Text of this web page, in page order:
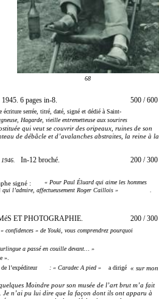
6 pages in-8. 500 / 600
écriture serrée, titré, daté, signé et dédié à Saint-
Hagarde, vieille entremetteuse aux sourires
qui veut se couvrir des oripeaux, ruines de son
de débâcle et d’avalanches abstraites, la reine à la
In-12 broché. 200 / 300
signé :
« Pour Paul Éluard qui aime les hommes
l’admire, affectueusement Roger Caillois »
ET PHOTOGRAPHIE. 200 / 300
confidences » de Youki, vous comprendrez pourquoi
a passé en couille devant… »
».
l’expéditeur : « Caradec A pied » a dirigé « sur mon
Moindre pour son musée de l’art brut m’a fait
Je n’ai pu lui dire que la façon dont ils ont apparu à
68